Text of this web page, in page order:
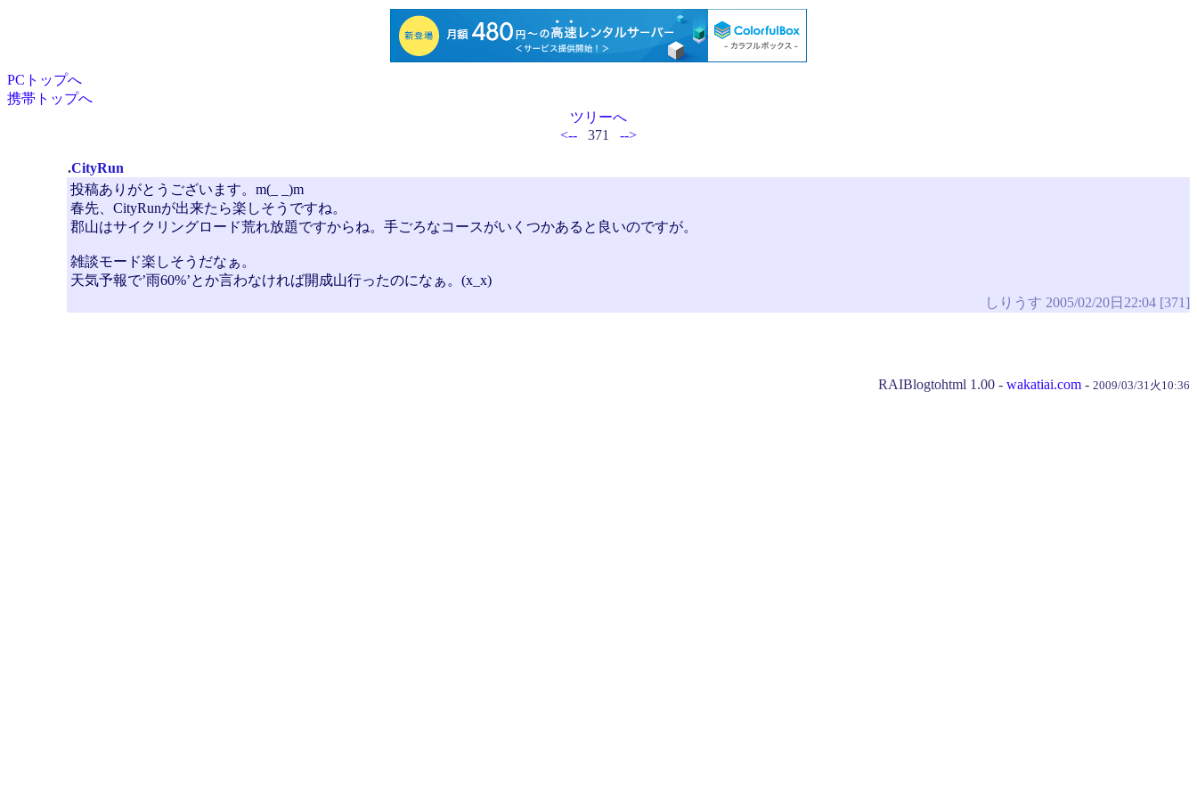
PCトップへ
携帯トップへ
ツリーへ
<-- 371 -->
.CityRun
投稿ありがとうございます。m(_ _)m
春先、CityRunが出来たら楽しそうですね。
郡山はサイクリングロード荒れ放題ですからね。手ごろなコースがいくつかあると良いのですが。
雑談モード楽しそうだなぁ。
天気予報で’雨60%’とか言わなければ開成山行ったのになぁ。(x_x)
しりうす 2005/02/20日22:04 [371]
RAIBlogtohtml 1.00 - wakatiai.com - 2009/03/31火10:36